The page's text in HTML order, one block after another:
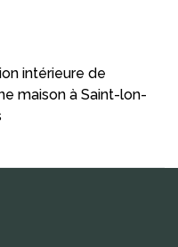
intérieure de
maison à Saint-lon-